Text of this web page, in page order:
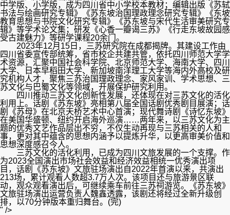
中学版、小学版，成为四川省中小学校本教材；编辑出版《苏轼
书法与绘画研究专辑》《苏东坡治国理政理念研究专辑》《东坡
教育思想与书院文化研究专辑》《苏东坡与宋代生活审美研究专
辑》等学术论文集；研发《心香一瓣谒三苏》《行走东坡故园感
受古建魅力》等研学课程20余门。
2023年12月15日，三苏研究院在成都揭牌。其建设工作由
四川省委宣传部统筹，省市校企共建共管，依托四川师范大学学
术资源，汇聚中国社会科学院、北京师范大学、海南大学、四川
大学、日本早稻田大学、新加坡南洋理工大学等海内外高校及研
究机构人才，聚焦三苏治国理政理念、家风家训、学术思想、三
苏文化与巴蜀文化等领域，开展保护研究利用。
四川推动三苏文化创新性发展，还体现在对三苏文化的活化
利用上。话剧《苏东坡》亮相第八届全国话剧优秀剧目展演；话
剧《苏母》在北京天桥艺术中心首演；现代舞诗剧《诗忆东坡》
在美国华盛顿、纽约开启海外巡演……两年来，以三苏文化为主
题的优秀文艺作品层出不穷，不仅生动再现与三苏相关的人和
事，更对其中蕴含的思想内涵予以提炼升华，以更高审美价值和
思想深度感召今人。
三苏文化的活化利用，已成为四川文旅发展的一个支撑。作
为2023全国演出市场社会效益和经济效益相统一优秀演出项
目，话剧《苏东坡》文旅驻场演出自2022年首演以来，共演出
213场，累计观看人数超3.7万人次。该项目还与旅游景区联
动，观众观看演出后，可继续乘车前往三苏祠游览。《苏东坡》
文旅驻场演出运营负责人魏鑫透露，该剧还将经过全新升级创
排，以70分钟版本重归舞台。(完)
" />